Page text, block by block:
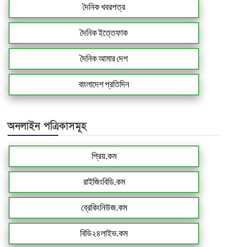
দৈনিক খবরপত্র
দৈনিক ইত্তেফাক
দৈনিক আমার দেশ
বাংলাদেশ প্রতিদিন
অনলাইন পত্রিকাসমূহ
প্রিয়.কম
রাইজিংবিডি.কম
ব্রেকিংনিউজ.কম
বিডি২৪লাইভ.কম